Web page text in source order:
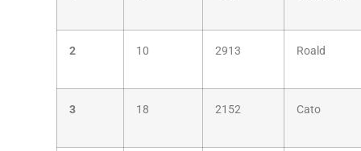
2 10 2913 Roald
3 18 2152 Cato